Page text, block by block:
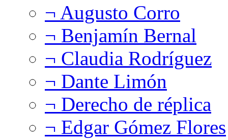
¬ Augusto Corro
¬ Benjamín Bernal
¬ Claudia Rodríguez
¬ Dante Limón
¬ Derecho de réplica
¬ Edgar Gómez Flores